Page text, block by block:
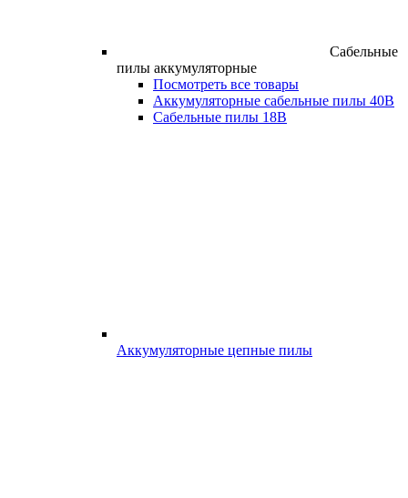
Сабельные
пилы аккумуляторные
Посмотреть все товары
Аккумуляторные сабельные пилы 40В
Сабельные пилы 18В
Аккумуляторные цепные пилы